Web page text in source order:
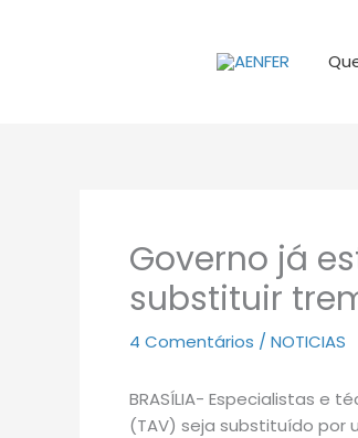
Governo já
substituir
4 Comentários / NOTICIAS
BRASÍLIA- Especialistas e
(TAV) seja substituído por